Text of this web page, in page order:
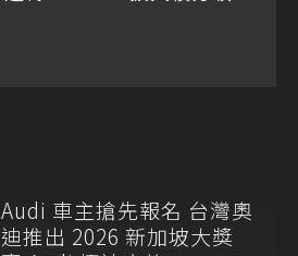
Audi 車主搶先報名 台灣奧
迪推出 2026 新加坡大獎